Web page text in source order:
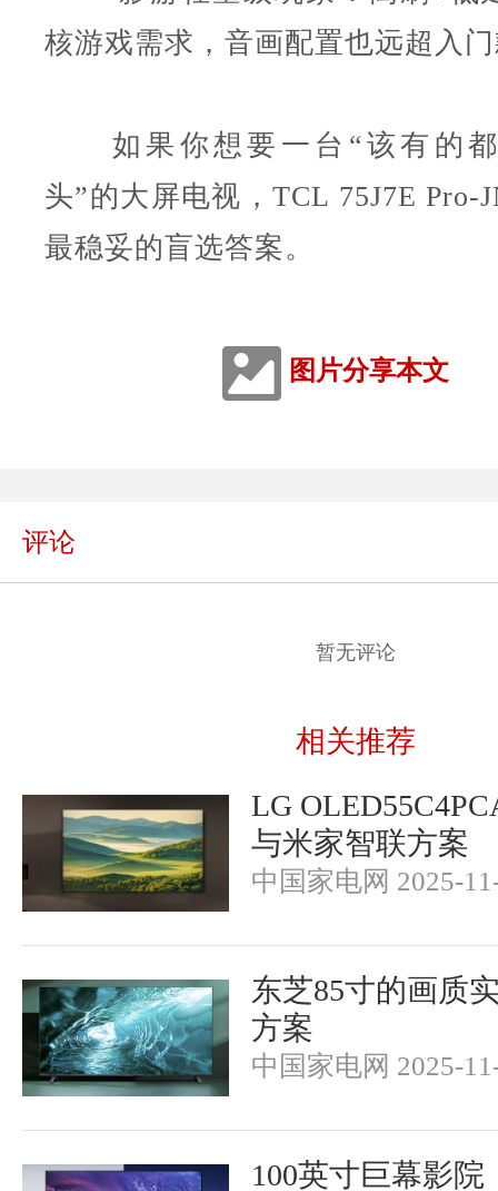
核游戏需求，音画配置也远超入
如果你想要一台“该有的都
头”的大屏电视，TCL 75J7E Pro-
最稳妥的盲选答案。
图片分享本文
评论
暂无评论
相关推荐
LG
与米家智联方案
中国家电网 2025-
东芝85寸的画质
方案
中国家电网 2025-
100英寸巨幕影院